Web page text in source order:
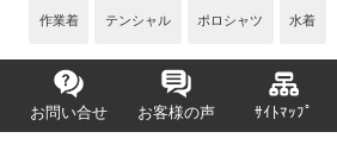
作業着 テンシャル ポロシャツ 水着
お問い合せ お客様の声 ｻｲﾄﾏｯﾌﾟ